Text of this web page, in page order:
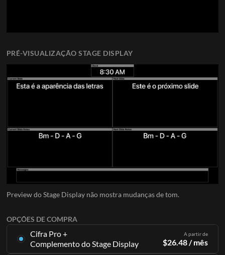
OPÇÕES DE COMPRA
Cifra Pro +
Complemento do Stage Display
A partir de
$26.48/ mês
PRÉ-VISUALIZAÇÃO STAGE DISPLAY
Preview do Stage Display não mostra mudanças de tom.